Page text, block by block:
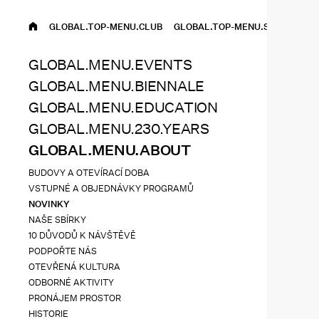
GLOBAL.TOP-MENU.HOME
GLOBAL.TOP-MENU.CLUB GLOBAL.TOP-MENU.SHOP
GLOBAL.MENU.EVENTS
GLOBAL.MENU.BIENNALE
GLOBAL.MENU.EDUCATION
GLOBAL.MENU.230.YEARS
GLOBAL.MENU.ABOUT
BUDOVY A OTEVÍRACÍ DOBA
VSTUPNÉ A OBJEDNÁVKY PROGRAMŮ
NOVINKY
NAŠE SBÍRKY
10 DŮVODŮ K NÁVŠTĚVĚ
PODPOŘTE NÁS
OTEVŘENÁ KULTURA
ODBORNÉ AKTIVITY
PRONÁJEM PROSTOR
HISTORIE